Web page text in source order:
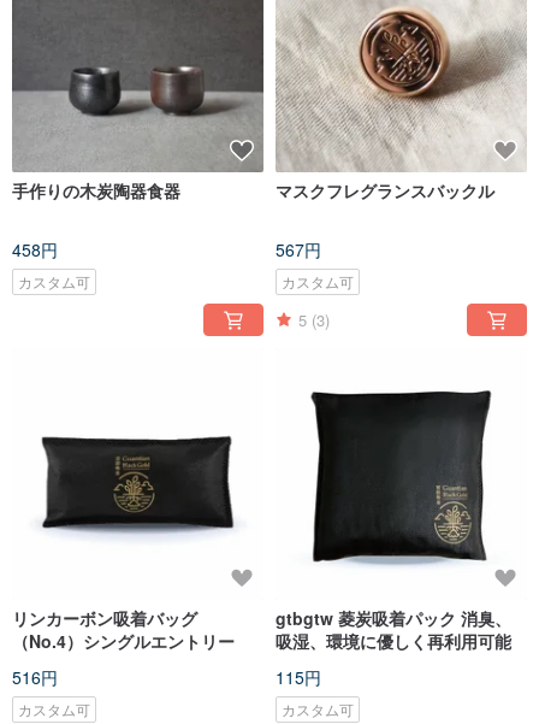
手作りの木炭陶器食器
458円
カスタム可
マスクフレグランスバックル
567円
カスタム可
5 (3)
リンカーボン吸着バッグ
（No.4）シングルエントリー
516円
カスタム可
gtbgtw 菱炭吸着パック 消臭、
吸湿、環境に優しく再利用可能
115円
カスタム可